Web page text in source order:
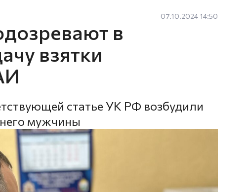
07.10.2024 14:50
в
взятки
статье УК РФ возбудили
мужчины